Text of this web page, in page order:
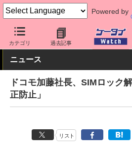
Powered by
カテゴリ 過去記事
ケータイ Watch キャリア ドコモ
ニュース
ドコモ加藤社長、SIMロック
正防止」
リスト